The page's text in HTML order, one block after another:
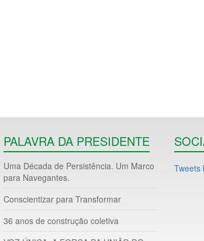
PALAVRA DA PRESIDENTE
Uma Década de Persistência. Um Marco
para Navegantes.
Conscientizar para Transformar
36 anos de construção coletiva
Tweets